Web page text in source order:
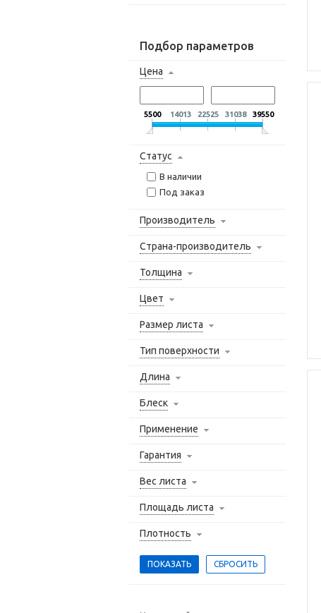
Подбор параметров
Цена
5500 14013 22525 31038 39550
Статус
В наличии
Под заказ
Производитель
Страна-производитель
Толщина
Цвет
Размер листа
Тип поверхности
Длина
Блеск
Применение
Гарантия
Вес листа
Площадь листа
Плотность